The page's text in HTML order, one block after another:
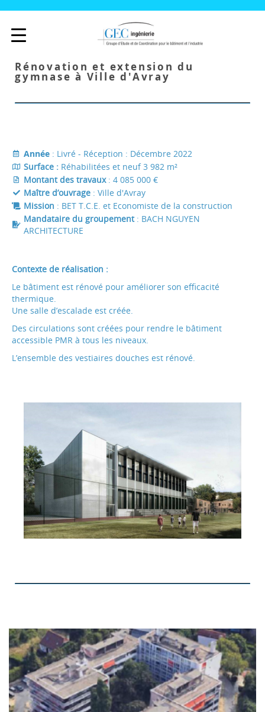
Rénovation et extension du
gymnase à Ville d'Avray
Année : Livré - Réception : Décembre 2022
Surface : Réhabilitées et neuf 3 982 m²
Montant des travaux: 4 085 000 €
Maître d’ouvrage : Ville d'Avray
Mission : BET T.C.E. et Economiste de la construction
Mandataire du groupement: BACH NGUYEN
ARCHITECTURE
Contexte de réalisation :
Le bâtiment est rénové pour améliorer son efficacité
thermique.
Une salle d’escalade est créée.
Des circulations sont créées pour rendre le bâtiment
accessible PMR à tous les niveaux.
L’ensemble des vestiaires douches est rénové.